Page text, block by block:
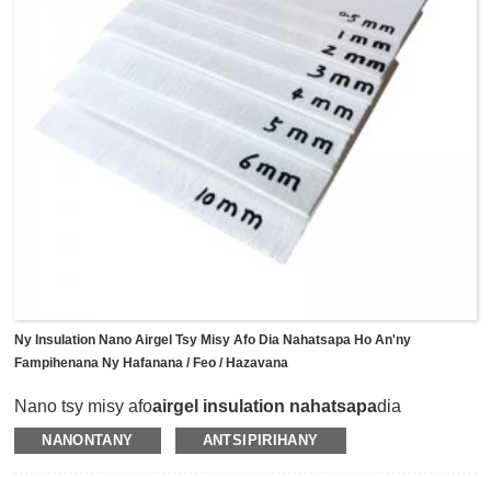
Ny Insulation Nano Airgel Tsy Misy Afo Dia Nahatsapa Ho An'ny
Fampihenana Ny Hafanana / Feo / Hazavana
Nano tsy misy afoairgel insulation nahatsapadia
fitaovana vaovao novolavolaina, izay karazana fitaovana
fanamafisam-peo malefaka sy avo lenta izay mampifandray
NANONTANY ANTSIPIRIHANY